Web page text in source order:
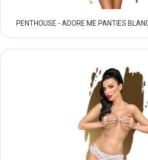
PENTHOUSE - ADORE ME PANTIES